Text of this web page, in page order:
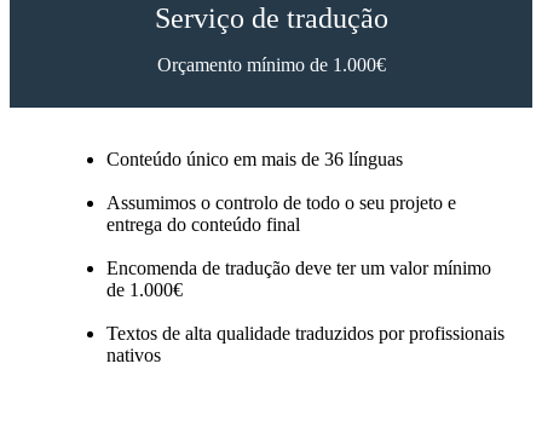
Serviço de tradução
Orçamento mínimo de 1.000€
Conteúdo único em mais de 36 línguas
Assumimos o controlo de todo o seu projeto e
entrega do conteúdo final
Encomenda de tradução deve ter um valor mínimo
de 1.000€
Textos de alta qualidade traduzidos por profissionais
nativos